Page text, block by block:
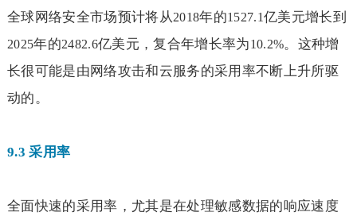
全球网络安全市场预计将从2018年的1527.1亿美元增长到
2025年的2482.6亿美元，复合年增长率为10.2%。这种增
长很可能是由网络攻击和云服务的采用率不断上升所驱
动的。
9.3采用率
全面快速的采用率，尤其是在处理敏感数据的响应速度